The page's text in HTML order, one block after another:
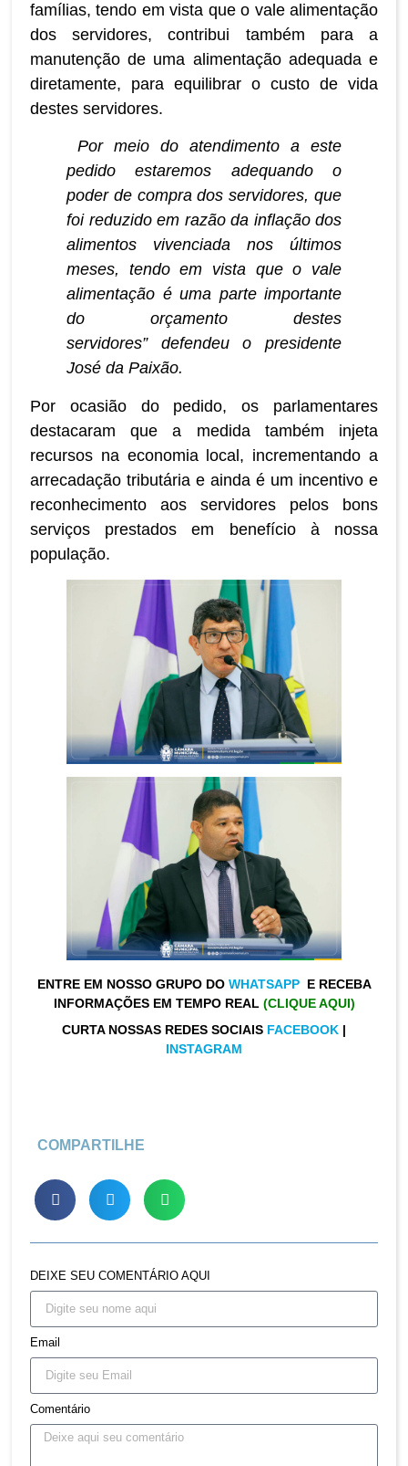
famílias, tendo em vista que o vale alimentação
dos servidores, contribui também para a
manutenção de uma alimentação adequada e
diretamente, para equilibrar o custo de vida
destes servidores.
Por meio do atendimento a este
pedido estaremos adequando o
poder de compra dos servidores, que
foi reduzido em razão da inflação dos
alimentos vivenciada nos últimos
meses, tendo em vista que o vale
alimentação é uma parte importante
do orçamento destes
servidores” defendeu o presidente
José da Paixão.
Por ocasião do pedido, os parlamentares
destacaram que a medida também injeta
recursos na economia local, incrementando a
arrecadação tributária e ainda é um incentivo e
reconhecimento aos servidores pelos bons
serviços prestados em benefício à nossa
população.
ENTRE EM NOSSO GRUPO DO WHATSAPP E RECEBA
INFORMAÇÕES EM TEMPO REAL (CLIQUE AQUI)
CURTA NOSSAS REDES SOCIAIS FACEBOOK |
INSTAGRAM
COMPARTILHE
DEIXE SEU COMENTÁRIO AQUI
Email
Comentário